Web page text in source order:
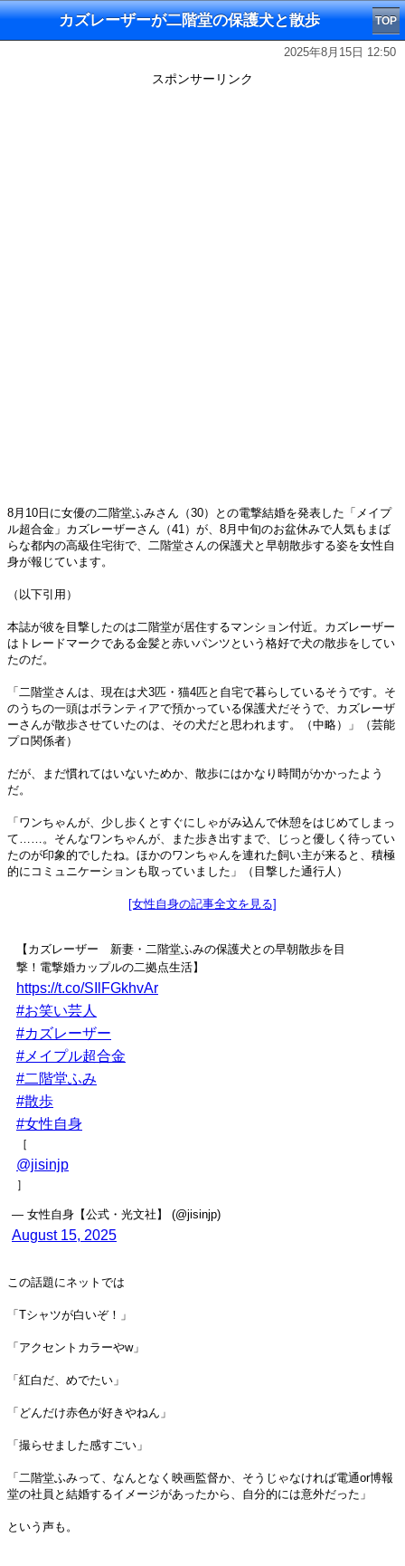
カズレーザーが二階堂の保護犬と散歩 TOP
2025年8月15日 12:50
スポンサーリンク
8月10日に女優の二階堂ふみさん（30）との電撃結婚を発表した「メイプ
ル超合金」カズレーザーさん（41）が、8月中旬のお盆休みで人気もまば
らな都内の高級住宅街で、二階堂さんの保護犬と早朝散歩する姿を女性自
身が報じています。
（以下引用）
本誌が彼を目撃したのは二階堂が居住するマンション付近。カズレーザー
はトレードマークである金髪と赤いパンツという格好で犬の散歩をしてい
たのだ。
「二階堂さんは、現在は犬3匹・猫4匹と自宅で暮らしているそうです。そ
のうちの一頭はボランティアで預かっている保護犬だそうで、カズレーザ
ーさんが散歩させていたのは、その犬だと思われます。（中略）」（芸能
プロ関係者）
だが、まだ慣れてはいないためか、散歩にはかなり時間がかかったよう
だ。
「ワンちゃんが、少し歩くとすぐにしゃがみ込んで休憩をはじめてしまっ
て……。そんなワンちゃんが、また歩き出すまで、じっと優しく待ってい
たのが印象的でしたね。ほかのワンちゃんを連れた飼い主が来ると、積極
的にコミュニケーションも取っていました」（目撃した通行人）
[女性自身の記事全文を見る]
【カズレーザー 新妻・二階堂ふみの保護犬との早朝散歩を目
撃！電撃婚カップルの二拠点生活】
https://t.co/SIlFGkhvAr
#お笑い芸人
#カズレーザー
#メイプル超合金
#二階堂ふみ
#散歩
#女性自身
［
@jisinjp
］
— 女性自身【公式・光文社】 (@jisinjp)
August 15, 2025
この話題にネットでは
「Tシャツが白いぞ！」
「アクセントカラーやw」
「紅白だ、めでたい」
「どんだけ赤色が好きやねん」
「撮らせました感すごい」
「二階堂ふみって、なんとなく映画監督か、そうじゃなければ電通or博報
堂の社員と結婚するイメージがあったから、自分的には意外だった」
という声も。